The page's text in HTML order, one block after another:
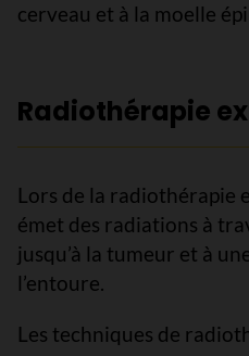
cerveau et à la moelle
Radiothérapie
Lors de la radiothérapie
émet des radiations à
jusqu’à la tumeur et à
l’entoure.
Les techniques de